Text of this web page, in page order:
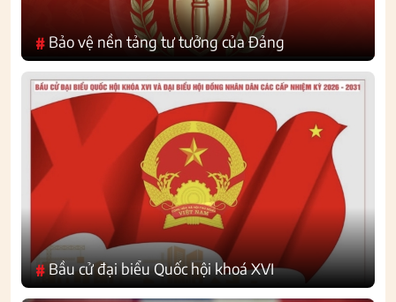
# Bảo vệ nền tảng tư tưởng của Đảng
#Bầu cử đại biểu Quốc hội khoá XVI